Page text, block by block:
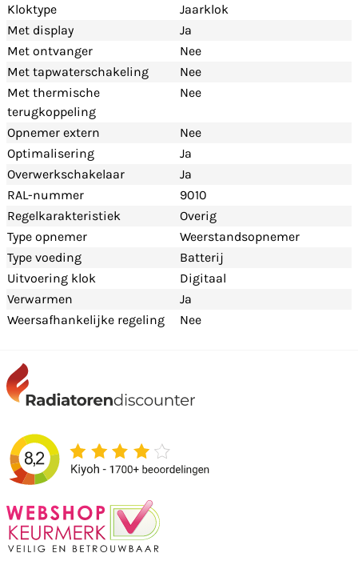
Kloktype
Jaarklok
Met display
Ja
Met ontvanger
Nee
Met tapwaterschakeling
Nee
Met thermische
terugkoppeling
Nee
Opnemer extern
Nee
Optimalisering
Ja
Overwerkschakelaar
Ja
RAL-nummer
9010
Regelkarakteristiek
Overig
Type opnemer
Weerstandsopnemer
Type voeding
Batterij
Uitvoering klok
Digitaal
Verwarmen
Ja
Weersafhankelijke regeling
Nee